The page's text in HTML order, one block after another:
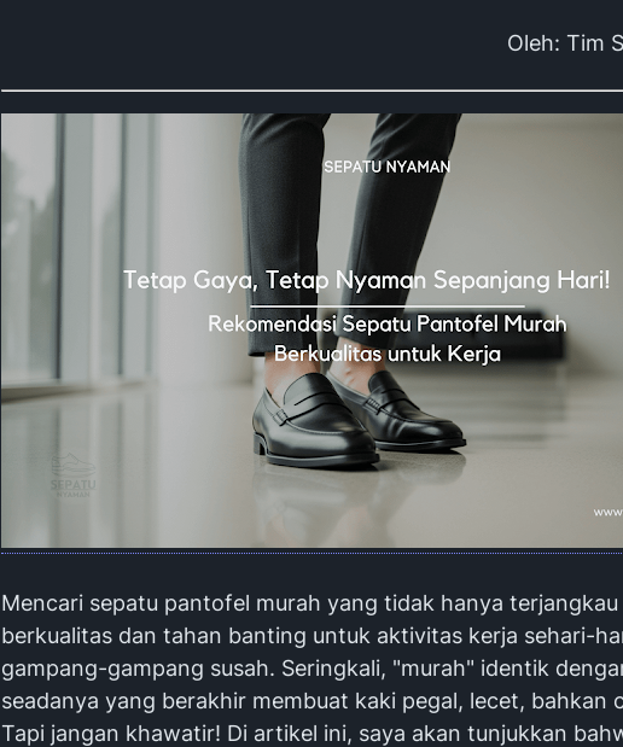
Oleh: Tim
Mencari sepatu pantofel murah yang tidak hanya terjangkau
berkualitas dan tahan banting untuk aktivitas kerja sehari-
gampang-gampang susah. Seringkali, "murah" identik
seadanya yang berakhir membuat kaki pegal, lecet, bahkan
Tapi jangan khawatir! Di artikel ini, saya akan tunjukkan